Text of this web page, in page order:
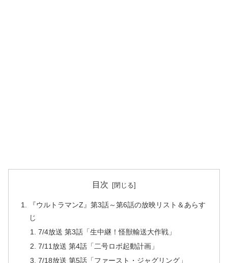
目次
『ウルトラマンZ』第3話～第6話の放映リスト＆あらす
じ
7/4放送 第3話「生中継！怪獣輸送大作戦」
7/11放送 第4話「二号ロボ起動計画」
7/18放送 第5話「ファースト・ジャグリング」